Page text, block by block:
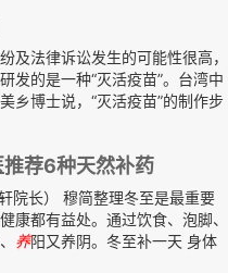
及法律诉讼发生的可能性很高，
发的是一种“灭活疫苗”。台湾中
乡博士说，“灭活疫苗”的制作步
荐6种天然补药
院长） 穆简整理冬至是最重要
康都有益处。通过饮食、泡脚、
养阳又养阴。冬至补一天 身体